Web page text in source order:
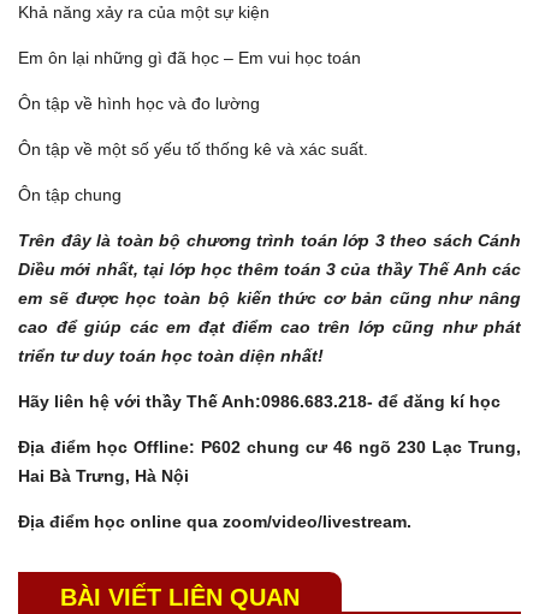
Khả năng xảy ra của một sự kiện
Em ôn lại những gì đã học – Em vui học toán
Ôn tập về hình học và đo lường
Ôn tập về một số yếu tố thống kê và xác suất.
Ôn tập chung
Trên đây là toàn bộ chương trình toán lớp 3 theo sách Cánh
Diều mới nhất, tại lớp học thêm toán 3 của thầy Thế Anh các
em sẽ được học toàn bộ kiến thức cơ bản cũng như nâng
cao để giúp các em đạt điểm cao trên lớp cũng như phát
triển tư duy toán học toàn diện nhất!
Hãy liên hệ với thầy Thế Anh:0986.683.218- để đăng kí học
Địa điểm học Offline: P602 chung cư 46 ngõ 230 Lạc Trung,
Hai Bà Trưng, Hà Nội
Địa điểm học online qua zoom/video/livestream.
BÀI VIẾT LIÊN QUAN